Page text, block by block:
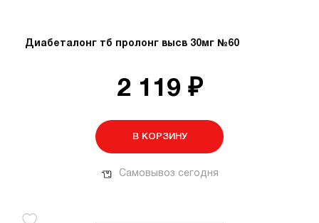
Диабеталонг тб пролонг высв 30мг №60
2 119 ₽
В КОРЗИНУ
Самовывоз сегодня